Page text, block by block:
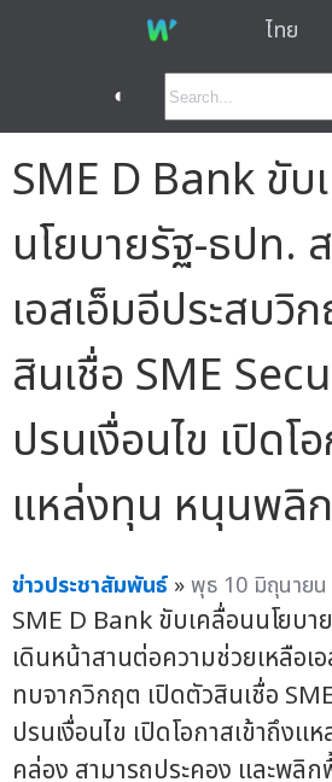
ไทย
◐
SME D Bank ขับ
นโยบายรัฐ-ธปท.
เอสเอ็มอีประสบวิ
สินเชื่อ SME
ปรนเงื่อนไข เปิดโ
แหล่งทุน หนุนพลิ
ข่าวประชาสัมพันธ์ »พุธ 10 มิถุนาย
SME D Bank ขับเคลื่อนนโยบา
เดินหน้าสานต่อความช่วยเหลือเ
ทบจากวิกฤต เปิดตัวสินเชื่อ
ปรนเงื่อนไข เปิดโอกาสเข้าถึงแ
คล่อง สามารถประคอง และพลิ